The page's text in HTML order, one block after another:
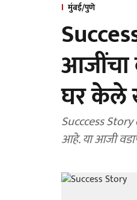
मुंबई/पुणे
आजींचा
घर केले
Succcess
आहे. या आजी